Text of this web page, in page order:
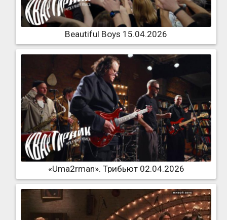
Beautiful Boys 15.04.2026
«Uma2rman». Трибьют 02.04.2026